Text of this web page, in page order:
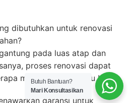
dibutuhkan untuk renovasi
pada luas atap dan
proses renovasi dapat
minggu hingga satu bulan.
garansi untuk
Butuh Bantuan?
Mari Konsultasikan